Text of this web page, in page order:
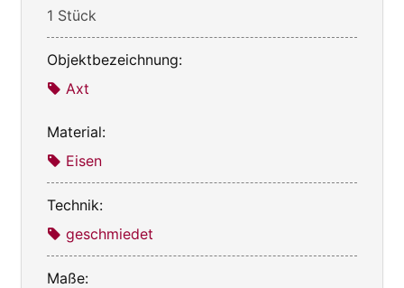
1 Stück
Objektbezeichnung:
Axt
Material:
Eisen
Technik:
geschmiedet
Maße: